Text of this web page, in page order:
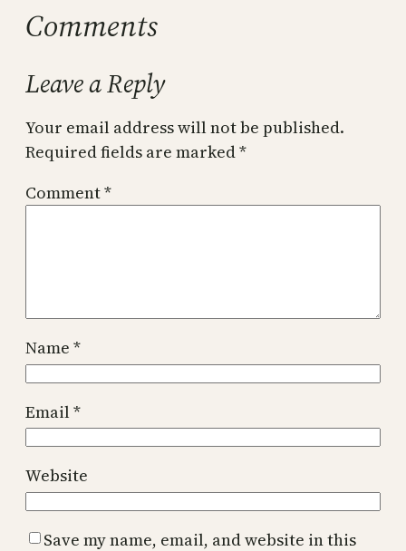
Comments
Leave a Reply
Your email address will not be published.
Required fields are marked*
Comment*
Name *
Email*
Website
Save my name, email, and website in this